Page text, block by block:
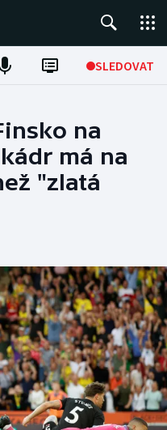
SLEDOVAT
na
má na
"zlatá